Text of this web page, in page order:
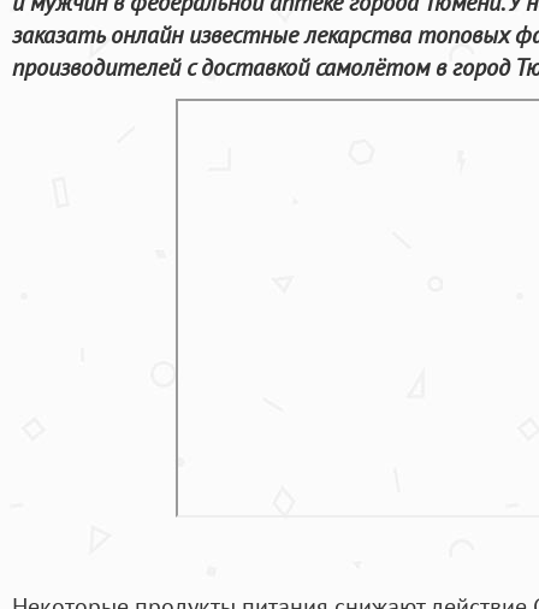
заказать онлайн известные лекарства топовых
производителей с доставкой самолётом в город